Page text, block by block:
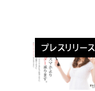
プレスリリース